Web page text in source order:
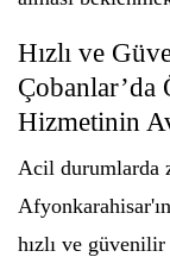
Hızlı ve
Çobanlar’da
Hizmetinin
Acil durumlarda
hızlı ve